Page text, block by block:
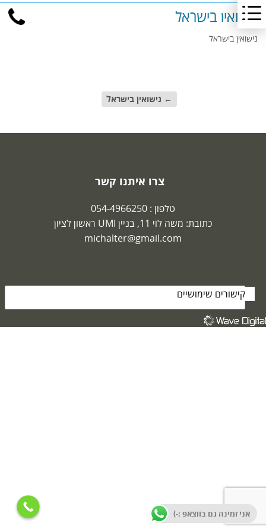
נישואין בישראל
נישואין בישראל
← נישואין בישראל
צרו איתנו קשר
טלפון : 054-4966250
כתובת: משה לוי 11, בניין UMI ראשון לציון
michalter@gmail.com
קישורים שימושיים
אני זמינה גם בווצאפ :-)